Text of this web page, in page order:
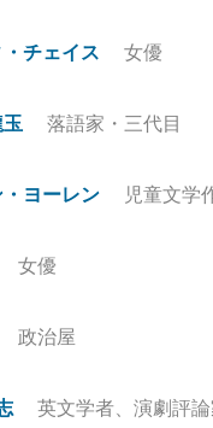
チェイス 女優
落語家・三代目
ヨーレン 児童文学
女優
政治屋
英文学者、演劇評論